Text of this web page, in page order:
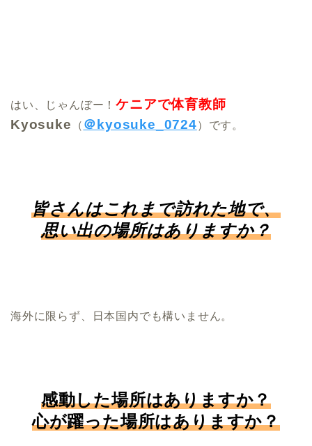
はい、じゃんぼー！ケニアで体育教師
Kyosuke （ ＠kyosuke_0724）です。
皆さんはこれまで訪れた地で、
思い出の場所はありますか？
海外に限らず、日本国内でも構いません。
感動した場所はありますか？
心が躍った場所はありますか？